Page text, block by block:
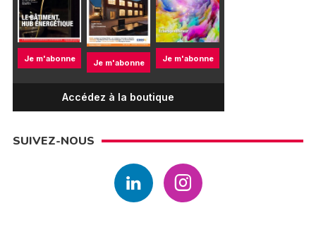
Je m'abonne Je m'abonne Je m'abonne
Accédez à la boutique
SUIVEZ-NOUS